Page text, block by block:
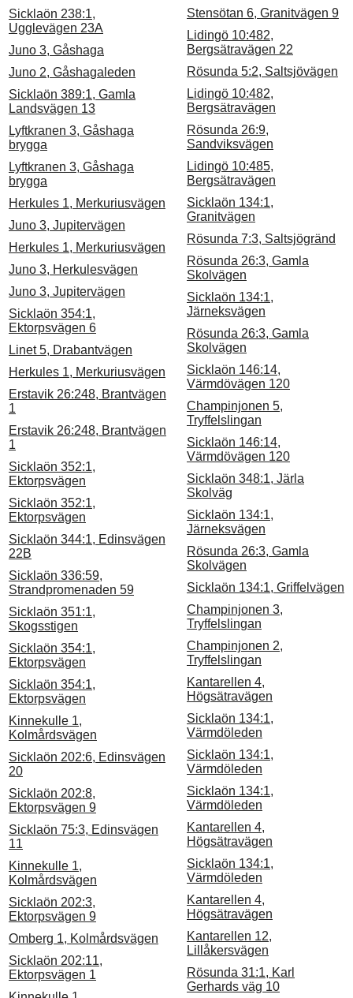
Sicklaön 238:1,
Ugglevägen 23A
Juno 3, Gåshaga
Juno 2, Gåshagaleden
Sicklaön 389:1, Gamla
Landsvägen 13
Lyftkranen 3, Gåshaga
brygga
Lyftkranen 3, Gåshaga
brygga
Herkules 1, Merkuriusvägen
Juno 3, Jupitervägen
Herkules 1, Merkuriusvägen
Juno 3, Herkulesvägen
Juno 3, Jupitervägen
Sicklaön 354:1,
Ektorpsvägen 6
Linet 5, Drabantvägen
Herkules 1, Merkuriusvägen
Erstavik 26:248, Brantvägen
1
Erstavik 26:248, Brantvägen
1
Sicklaön 352:1,
Ektorpsvägen
Sicklaön 352:1,
Ektorpsvägen
Sicklaön 344:1, Edinsvägen
22B
Sicklaön 336:59,
Strandpromenaden 59
Sicklaön 351:1,
Skogsstigen
Sicklaön 354:1,
Ektorpsvägen
Sicklaön 354:1,
Ektorpsvägen
Kinnekulle 1,
Kolmårdsvägen
Sicklaön 202:6, Edinsvägen
20
Sicklaön 202:8,
Ektorpsvägen 9
Sicklaön 75:3, Edinsvägen
11
Kinnekulle 1,
Kolmårdsvägen
Sicklaön 202:3,
Ektorpsvägen 9
Omberg 1, Kolmårdsvägen
Sicklaön 202:11,
Ektorpsvägen 1
Stensötan 6, Granitvägen 9
Lidingö 10:482,
Bergsätravägen 22
Rösunda 5:2, Saltsjövägen
Lidingö 10:482,
Bergsätravägen
Rösunda 26:9,
Sandviksvägen
Lidingö 10:485,
Bergsätravägen
Sicklaön 134:1,
Granitvägen
Rösunda 7:3, Saltsjögränd
Rösunda 26:3, Gamla
Skolvägen
Sicklaön 134:1,
Järneksvägen
Rösunda 26:3, Gamla
Skolvägen
Sicklaön 146:14,
Värmdövägen 120
Champinjonen 5,
Tryffelslingan
Sicklaön 146:14,
Värmdövägen 120
Sicklaön 348:1, Järla
Skolväg
Sicklaön 134:1,
Järneksvägen
Rösunda 26:3, Gamla
Skolvägen
Sicklaön 134:1, Griffelvägen
Champinjonen 3,
Tryffelslingan
Champinjonen 2,
Tryffelslingan
Kantarellen 4,
Högsätravägen
Sicklaön 134:1,
Värmdöleden
Sicklaön 134:1,
Värmdöleden
Sicklaön 134:1,
Värmdöleden
Kantarellen 4,
Högsätravägen
Sicklaön 134:1,
Värmdöleden
Kantarellen 4,
Högsätravägen
Kantarellen 12,
Lillåkersvägen
Rösunda 31:1, Karl
Gerhards väg 10